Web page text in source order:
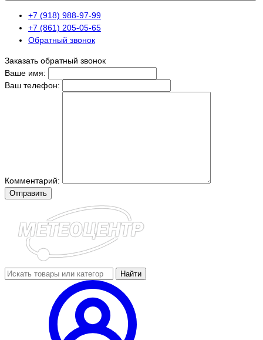
+7 (918) 988-97-99
+7 (861) 205-05-65
Обратный звонок
Заказать обратный звонок
Ваше имя:
Ваш телефон:
Комментарий:
Отправить
Найти